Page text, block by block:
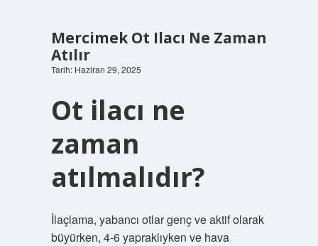
Mercimek Ot Ilacı Ne Zaman
Atılır
Tarih: Haziran 29, 2025
Ot ilacı ne
zaman
atılmalıdır?
İlaçlama, yabancı otlar genç ve aktif olarak
büyürken, 4-6 yapraklıyken ve hava